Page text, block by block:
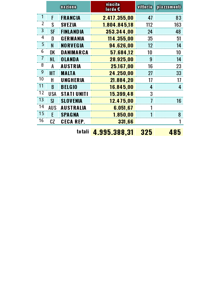
nazione vincite
lorde € vittorie piazzamenti
1 F FRANCIA 2.417.355,00 47 83
2 S SVEZIA 1.804.845,18 112 163
3 SF FINLANDIA 353.344,00 24 48
4 D GERMANIA 114.355,00 35 51
5 N NORVEGIA 94.626,00 12 14
6 DK DANIMARCA 57.684,12 10 10
7 NL OLANDA 28.925,00 9 14
8 A AUSTRIA 25.167,00 16 23
9 MT MALTA 24.250,00 27 33
10 H UNGHERIA 21.884,20 17 17
11 B BELGIO 16.845,00 4 4
12 USA STATI UNITI 15.399,48 3
13 SJ SLOVENIA 12.475,00 7 16
14 AUS AUSTRALIA 6.051,67 1
15 E SPAGNA 1.850,00 1 8
16 CZ CECA REP. 331,66 1
totali 4.995.388,31 325 485